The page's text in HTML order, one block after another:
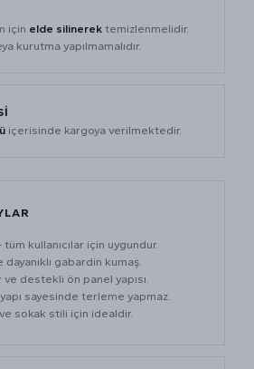
için elde silinerek temizlenmelidir.
kurutma yapılmamalıdır.
içerisinde kargoya verilmektedir.
kullanıcılar için uygundur.
gabardin kumaş.
destekli ön panel yapısı.
sayesinde terleme yapmaz.
sokak stili için idealdir.